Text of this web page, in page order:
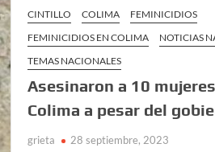
CINTILLO COLIMA
FEMINICIDIOS
FEMINICIDIOS EN COLIMA
NOTICIAS
TEMAS NACIONALES
Asesinaron a 10
Colima a pesar del
grieta 28 septiembre, 2023